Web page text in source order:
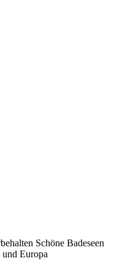
Schöne Badeseen
Europa